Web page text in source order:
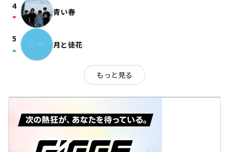
4
arrow_drop_down 青い春
5
arrow_drop_up 月と徒花
もっと見る